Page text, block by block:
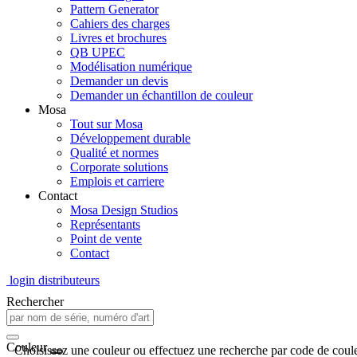
Pattern Generator
Cahiers des charges
Livres et brochures
QB UPEC
Modélisation numérique
Demander un devis
Demander un échantillon de couleur
Mosa
Tout sur Mosa
Développement durable
Qualité et normes
Corporate solutions
Emplois et carriere
Contact
Mosa Design Studios
Représentants
Point de vente
Contact
login distributeurs
Rechercher
Couleur
Choisissez une couleur ou effectuez une recherche par code de